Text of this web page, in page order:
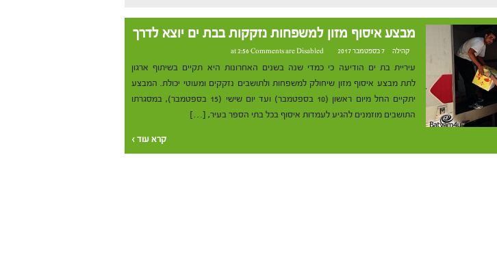
מבצע איסוף מזון למשפחות נזקקות בבת ים יוצא לדרך
קהילה 7 בספטמבר 2017 at 2:56 Comments are Disabled
עיריית בת ים הודיעה כי כמדי שנה בשנים האחרונות היא תקיים בשיתוף ארגון
לתת מבצע איסוף מזון שיחולק למשפחות ולתושבים נזקקים ומעוטי יכולת. המבצע
יתקיים החל מיום ראשון (10 בספטמבר) ועד יום שישי (15 בספטמבר), במסגרתו
התושבים מוזמנים להגיע לעמדות איסוף בכל בתי הספר בעיר, […]
קרא עוד ›